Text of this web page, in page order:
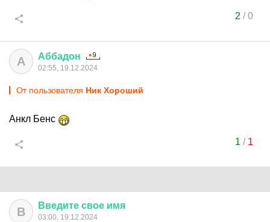
2 /0
А Аббадон
02:55, 19.12.2024
От пользователя Ник Хороший
Анкл Бенс
1 / 1
В Введите свое имя
03:00, 19.12.2024